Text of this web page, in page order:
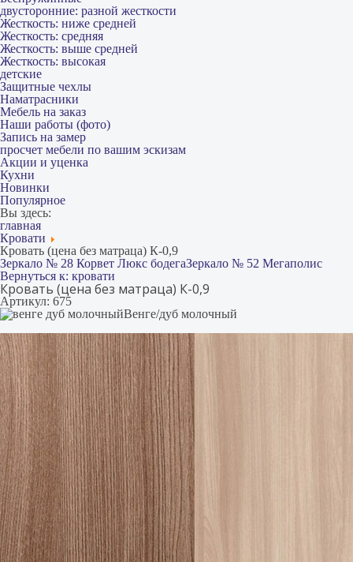
двусторонние: разной жесткости
Жесткость: ниже средней
Жесткость: средняя
Жесткость: выше средней
Жесткость: высокая
детские
Защитные чехлы
Наматрасники
Мебель на заказ
Наши работы (фото)
Запись на замер
просчет мебели по вашим эскизам
Акции и уценка
Кухни
Новинки
Популярное
Вы здесь:
главная
Кровати
Кровать (цена без матраца) К-0,9
Зеркало № 28 Корвет Люкс бодегаЗеркало № 52 Мегаполис
Вернуться к: кровати
Кровать (цена без матраца) К-0,9
Артикул: 675
Венге/дуб молочный